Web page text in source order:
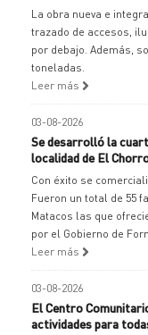
La obra nueva e
trazado de accesos,
por debajo. Además,
toneladas.
Leer más
03-08-2026
Se desarrolló la
localidad de El
Con éxito se
Fueron un total de 55
Matacos las que
por el Gobierno de
Leer más
03-08-2026
El Centro
actividades para